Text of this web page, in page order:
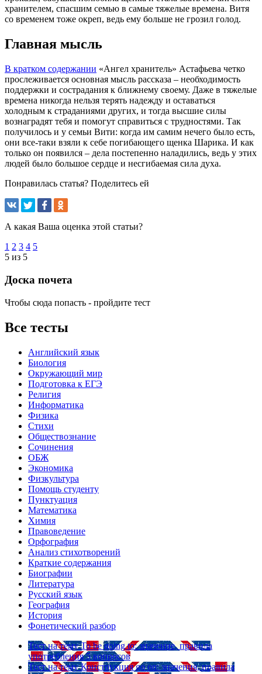
хранителем, спасшим семью в самые тяжелые времена. Витя
со временем тоже окреп, ведь ему больше не грозил голод.
Главная мысль
В кратком содержании «Ангел хранитель» Астафьева четко
прослеживается основная мысль рассказа – необходимость
поддержки и сострадания к ближнему своему. Даже в тяжелые
времена никогда нельзя терять надежду и оставаться
холодным к страданиями других, и тогда высшие силы
вознаградят тебя и помогут справиться с трудностями. Так
получилось и у семьи Вити: когда им самим нечего было есть,
они все-таки взяли к себе погибающего щенка Шарика. И как
только он появился – дела постепенно наладились, ведь у этих
людей было большое сердце и несгибаемая сила духа.
Понравилась статья? Поделитесь ей
А какая Ваша оценка этой статьи?
1 2 3 4 5
5 из 5
Доска почета
Чтобы сюда попасть - пройдите тест
Все тесты
Английский язык
Биология
Окружающий мир
Подготовка к ЕГЭ
Религия
Информатика
Физика
Стихи
Обществознание
Сочинения
ОБЖ
Экономика
Физкультура
Помощь студенту
Пунктуация
Математика
Химия
Правоведение
Орфография
Анализ стихотворений
Краткие содержания
Биографии
Литература
Русский язык
География
История
Фонетический разбор
Тест на тему To be going to: значение, правила
употребления 5 вопросов
Тест на тему Конструкция go on: значения, правила